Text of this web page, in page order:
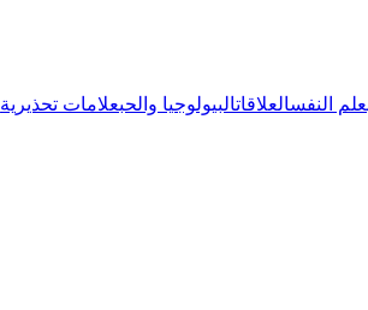
علم النفسالعلاقاتالبيولوجيا والحبعلامات تحذيرية